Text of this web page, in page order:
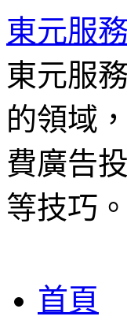
東元服
東元服
的領域
費廣告
等技巧。
至
首頁